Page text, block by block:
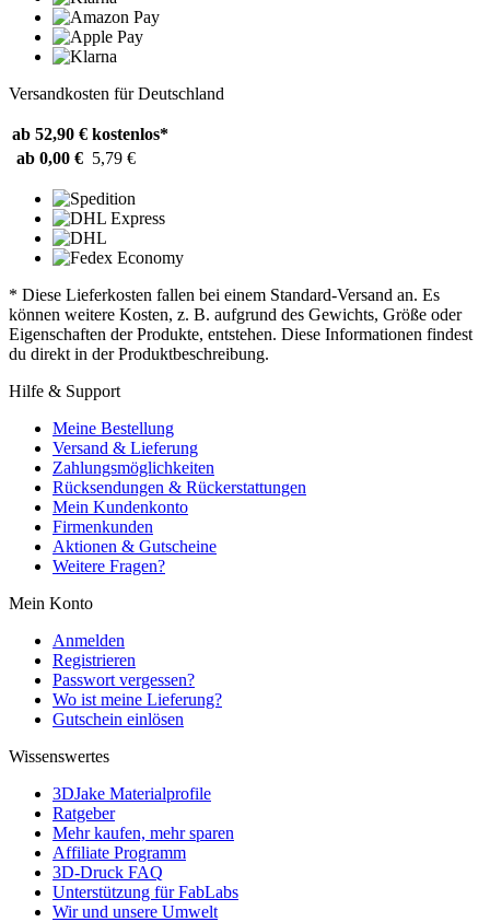
Versandkosten für Deutschland
ab 52,90 € kostenlos*
ab 0,00 € 5,79 €
* Diese Lieferkosten fallen bei einem Standard-Versand an. Es
können weitere Kosten, z. B. aufgrund des Gewichts, Größe oder
Eigenschaften der Produkte, entstehen. Diese Informationen findest
du direkt in der Produktbeschreibung.
Hilfe & Support
Meine Bestellung
Versand & Lieferung
Zahlungsmöglichkeiten
Rücksendungen & Rückerstattungen
Mein Kundenkonto
Firmenkunden
Aktionen & Gutscheine
Weitere Fragen?
Mein Konto
Anmelden
Registrieren
Passwort vergessen?
Wo ist meine Lieferung?
Gutschein einlösen
Wissenswertes
3DJake Materialprofile
Ratgeber
Mehr kaufen, mehr sparen
Affiliate Programm
3D-Druck FAQ
Unterstützung für FabLabs
Wir und unsere Umwelt